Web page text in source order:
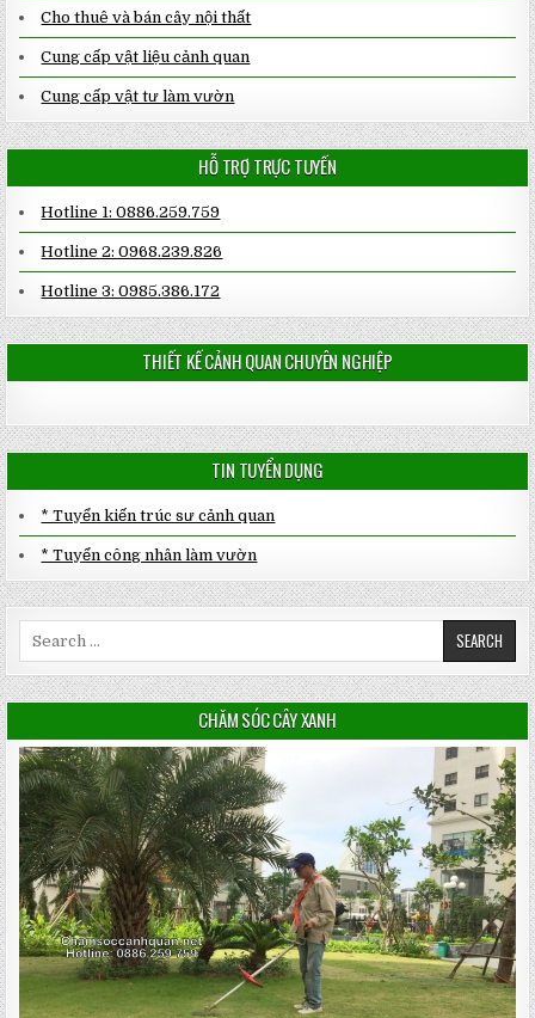
Cho thuê và bán cây nội thất
Cung cấp vật liệu cảnh quan
Cung cấp vật tư làm vườn
HỖ TRỢ TRỰC TUYẾN
Hotline 1: 0886.259.759
Hotline 2: 0968.239.826
Hotline 3: 0985.386.172
THIẾT KẾ CẢNH QUAN CHUYÊN NGHIỆP
TIN TUYỂN DỤNG
* Tuyển kiến trúc sư cảnh quan
* Tuyển công nhân làm vườn
CHĂM SÓC CÂY XANH